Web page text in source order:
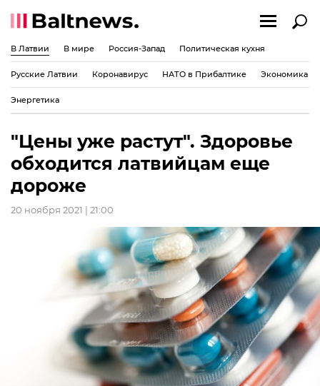
В Латвии В мире Россия-Запад Политическая кухня
Русские Латвии Коронавирус НАТО в Прибалтике Экономика
Энергетика
"Цены уже растут". Здоровье
обходится латвийцам еще
дороже
20 ноября 2021 | 21:00